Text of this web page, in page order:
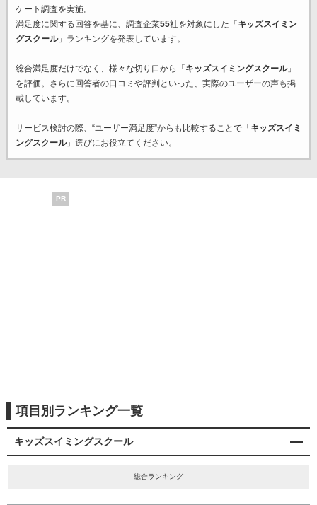
ケート調査を実施。
満足度に関する回答を基に、調査企業55社を対象にした「 キッズスイミン
グスクール」ランキングを発表しています。
総合満足度だけでなく、様々な切り口から「 キッズスイミングスクール」
を評価。さらに回答者の口コミや評判といった、実際のユーザーの声も掲
載しています。
サービス検討の際、“ユーザー満足度”からも比較することで「 キッズスイミ
ングスクール」選びにお役立てください。
PR
項目別ランキング一覧
キッズスイミングスクール
総合ランキング